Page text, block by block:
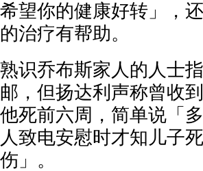
希望你的健康好转」，
的治疗有帮助。
熟识乔布斯家人的人士
邮，但扬达利声称曾收
他死前六周，简单说「
人致电安慰时才知儿子
伤」。